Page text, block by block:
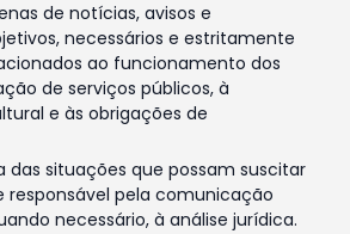
de notícias, avisos e
necessários e estritamente
ao funcionamento dos
de serviços públicos, à
e às obrigações de
das situações que possam suscitar
responsável pela comunicação
necessário, à análise jurídica.